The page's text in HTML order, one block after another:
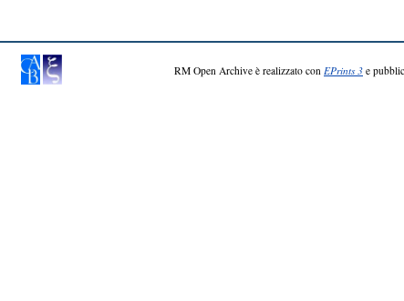
RM Open Archive è realizzato con EPrints 3 e